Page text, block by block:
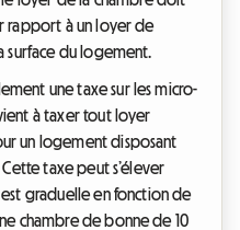
rapport à un loyer de
surface du logement.
une taxe sur les micro-
à taxer tout loyer
un logement disposant
Cette taxe peut s’élever
est graduelle en fonction de
chambre de bonne de 10